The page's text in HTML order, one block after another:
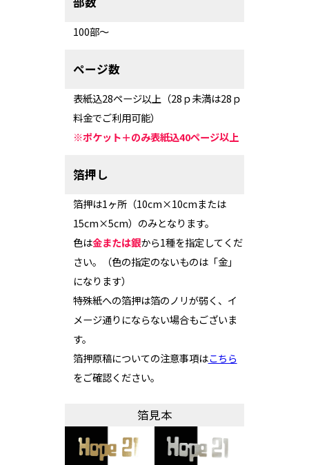
100部～
ページ数
表紙込28ページ以上（28ｐ未満は28ｐ
料金でご利用可能）
※ポケット＋のみ表紙込40ページ以上
箔押し
箔押は1ヶ所（10cm×10cmまたは
15cm×5cm）のみとなります。
色は金または銀から1種を指定してくだ
さい。（色の指定のないものは「金」
になります）
特殊紙への箔押は箔のノリが弱く、イ
メージ通りにならない場合もございま
す。
箔押原稿についての注意事項はこちら
をご確認ください。
箔見本